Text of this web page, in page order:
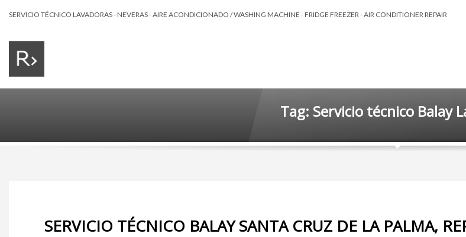
SERVICIO TÉCNICO LAVADORAS - NEVERAS - AIRE ACONDICIONADO / WASHING MACHINE - FRIDGE FREEZER - AIR CONDITIONER REPAIR
Tag: Servicio técnico Balay
SERVICIO TÉCNICO BALAY SANTA CRUZ DE LA PALMA,